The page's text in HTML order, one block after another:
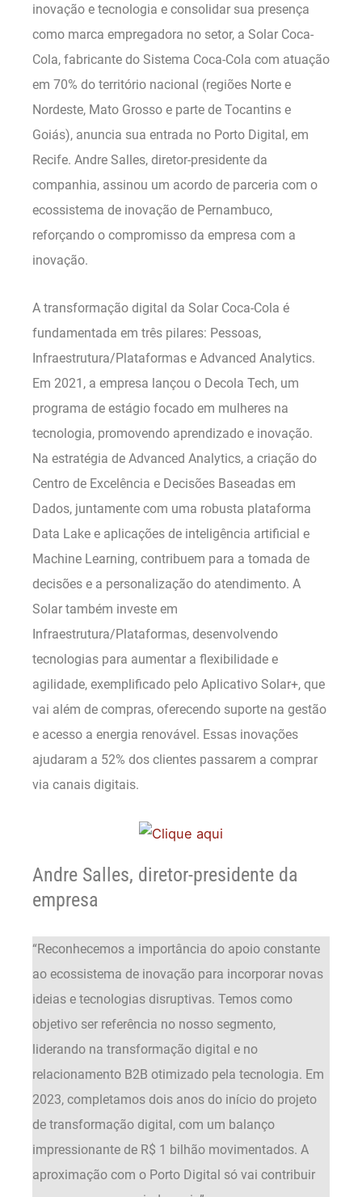
inovação e tecnologia e consolidar sua presença
como marca empregadora no setor, a Solar Coca-
Cola, fabricante do Sistema Coca-Cola com atuação
em 70% do território nacional (regiões Norte e
Nordeste, Mato Grosso e parte de Tocantins e
Goiás), anuncia sua entrada no Porto Digital, em
Recife. Andre Salles, diretor-presidente da
companhia, assinou um acordo de parceria com o
ecossistema de inovação de Pernambuco,
reforçando o compromisso da empresa com a
inovação.
A transformação digital da Solar Coca-Cola é
fundamentada em três pilares: Pessoas,
Infraestrutura/Plataformas e Advanced Analytics.
Em 2021, a empresa lançou o Decola Tech, um
programa de estágio focado em mulheres na
tecnologia, promovendo aprendizado e inovação.
Na estratégia de Advanced Analytics, a criação do
Centro de Excelência e Decisões Baseadas em
Dados, juntamente com uma robusta plataforma
Data Lake e aplicações de inteligência artificial e
Machine Learning, contribuem para a tomada de
decisões e a personalização do atendimento. A
Solar também investe em
Infraestrutura/Plataformas, desenvolvendo
tecnologias para aumentar a flexibilidade e
agilidade, exemplificado pelo Aplicativo Solar+, que
vai além de compras, oferecendo suporte na gestão
e acesso a energia renovável. Essas inovações
ajudaram a 52% dos clientes passarem a comprar
via canais digitais.
Andre Salles, diretor-presidente da
empresa
“Reconhecemos a importância do apoio constante
ao ecossistema de inovação para incorporar novas
ideias e tecnologias disruptivas. Temos como
objetivo ser referência no nosso segmento,
liderando na transformação digital e no
relacionamento B2B otimizado pela tecnologia. Em
2023, completamos dois anos do início do projeto
de transformação digital, com um balanço
impressionante de R$ 1 bilhão movimentados. A
aproximação com o Porto Digital só vai contribuir